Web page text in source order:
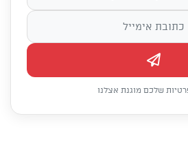
שלכם מוגנת אצלנו